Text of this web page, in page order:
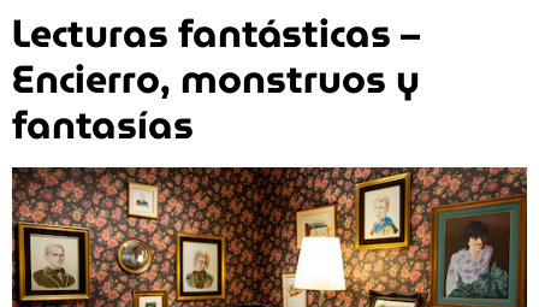
Lecturas fantásticas –
Encierro, monstruos y
fantasías